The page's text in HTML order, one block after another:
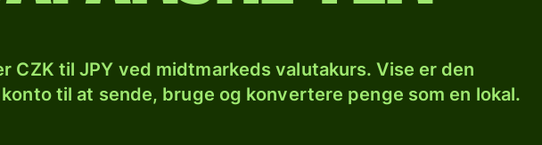
CZK til JPY ved midtmarkeds valutakurs. Vise er den
til at sende, bruge og konvertere penge som en lokal.